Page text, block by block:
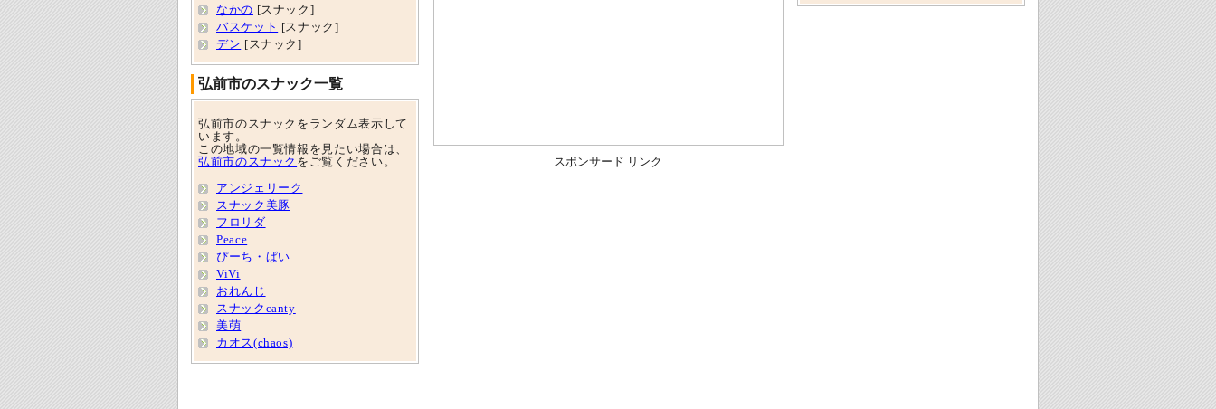
スポンサード リンク
なかの [スナック]
バスケット
[スナック]
デン [スナック]
弘前市のスナック一覧
弘前市のスナックをランダム表示して
います。
この地域の一覧情報を見たい場合は、
弘前市のスナック をご覧ください。
アンジェリーク
スナック美豚
フロリダ
Peace
ぴーち・ぱい
ViVi
おれんじ
スナックcanty
美萌
カオス(chaos)